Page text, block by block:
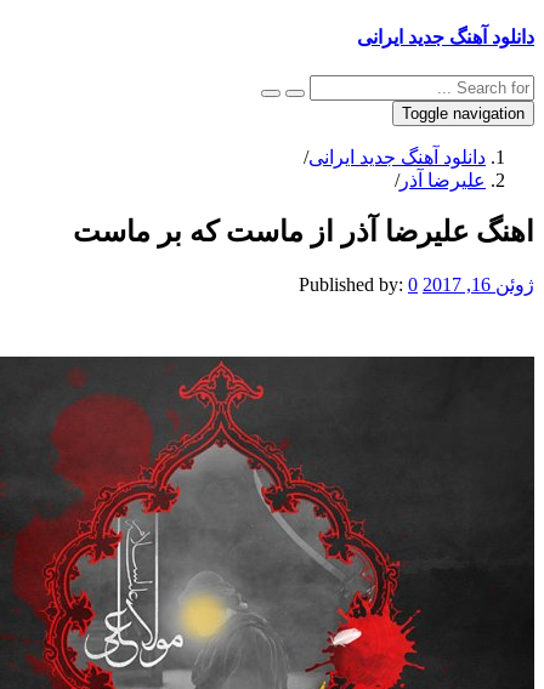
جدید ایرانی
Toggle
آهنگ جدید ایرانی/
آذر/
آذر از ماست که بر ماست
Published by:0